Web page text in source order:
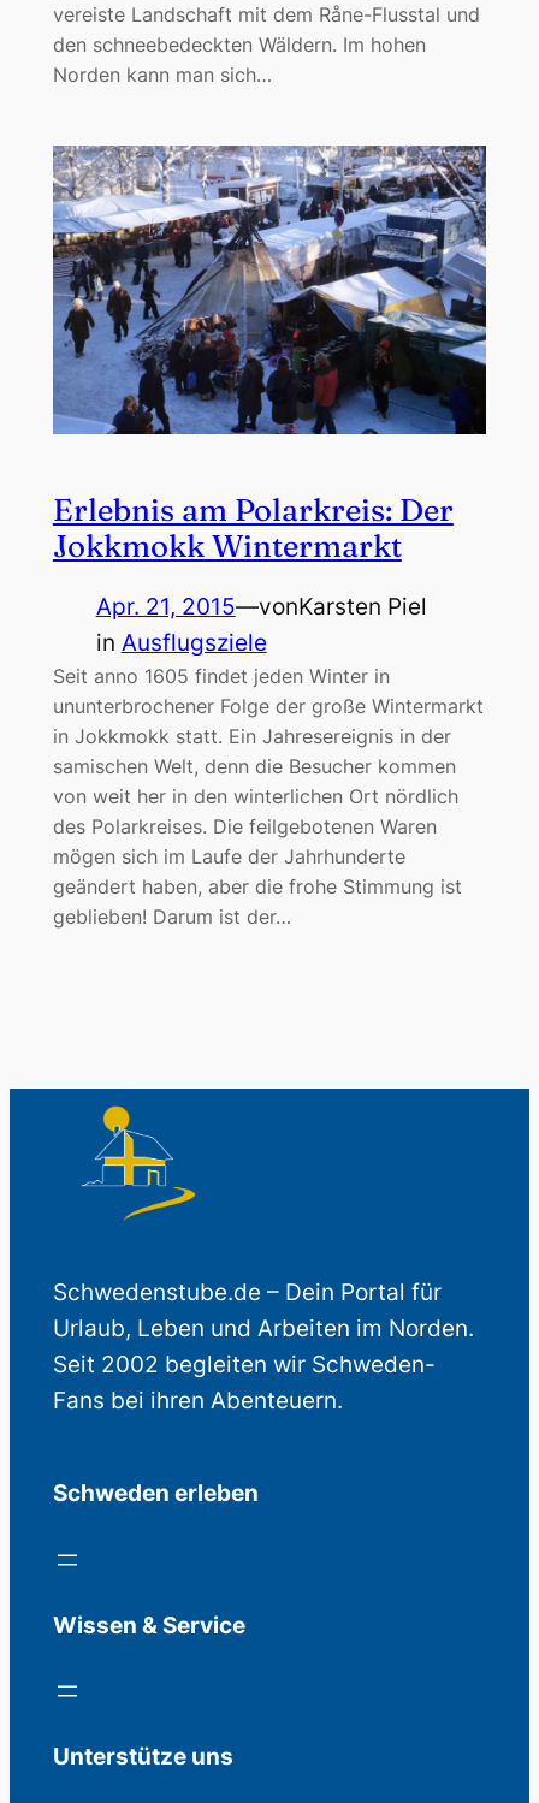
vereiste Landschaft mit dem Råne-Flusstal und
den schneebedeckten Wäldern. Im hohen
Norden kann man sich…
Erlebnis am Polarkreis: Der
Jokkmokk Wintermarkt
Apr. 21, 2015—vonKarsten Piel
in Ausflugsziele
Seit anno 1605 findet jeden Winter in
ununterbrochener Folge der große Wintermarkt
in Jokkmokk statt. Ein Jahresereignis in der
samischen Welt, denn die Besucher kommen
von weit her in den winterlichen Ort nördlich
des Polarkreises. Die feilgebotenen Waren
mögen sich im Laufe der Jahrhunderte
geändert haben, aber die frohe Stimmung ist
geblieben! Darum ist der…
Schwedenstube.de – Dein Portal für
Urlaub, Leben und Arbeiten im Norden.
Seit 2002 begleiten wir Schweden-
Fans bei ihren Abenteuern.
Schweden erleben
Wissen & Service
Unterstütze uns